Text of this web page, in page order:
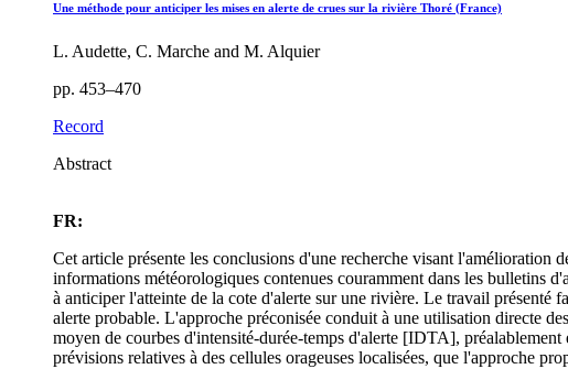
Une méthode pour anticiper les mises en alerte de crues sur la rivière Thoré (France)
L. Audette, C. Marche and M. Alquier
pp. 453–470
Record
Abstract
FR:
Cet article présente les conclusions d'une recherche visant l'amélioration
informations météorologiques contenues couramment dans les bulletins
à anticiper l'atteinte de la cote d'alerte sur une rivière. Le travail présenté
alerte probable. L'approche préconisée conduit à une utilisation directe
moyen de courbes d'intensité-durée-temps d'alerte [IDTA],
prévisions relatives à des cellules orageuses localisées, que l'approche